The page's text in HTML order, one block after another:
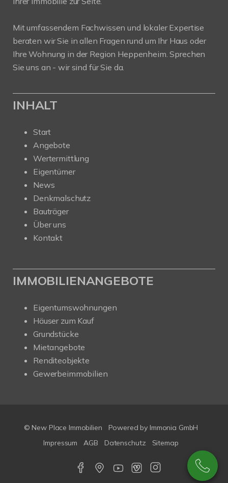
Mit umfassendem Fachwissen und lokaler Expertise
beraten wir Sie in allen Fragen rund um Ihr Haus oder
Ihre Wohnung in der Region Heppenheim. Sprechen
Sie uns an - wir sind für Sie da.
INHALT
Start
Angebote
Wertermittlung
Eigentümer
News
Denkmalschutz
Bauträger
Über uns
Kontakt
IMMOBILIENANGEBOTE
Eigentumswohnungen
Häuser zum Kauf
Grundstücke
Mietangebote
Renditeobjekte
Gewerbeimmobilien
© New Place Immobilien
Powered by Immonia GmbH
Impressum
AGB Datenschutz Sitemap